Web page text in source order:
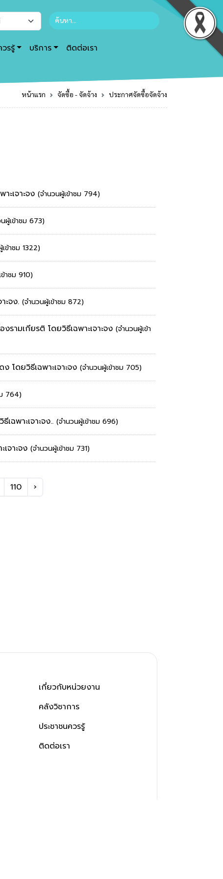
วรรู้ บริการ ติดต่อเรา
หน้าแรก จัดซื้อ - จัดจ้าง ประกาศจัดซื้อจัดจ้าง
ะเจาะจง (จำนวนผู้เข้าชม 794)
ผู้เข้าชม 673)
ข้าชม 1322)
าชม 910)
ะจง. (จำนวนผู้เข้าชม 872)
รามเกียรติ โดยวิธีเฉพาะเจาะจง (จำนวนผู้เข้า
โดยวิธีเฉพาะเจาะจง (จำนวนผู้เข้าชม 705)
764)
ฉพาะเจาะจง.. (จำนวนผู้เข้าชม 696)
จาะจง (จำนวนผู้เข้าชม 731)
110 ›
เกี่ยวกับหน่วยงาน
คลังวิชาการ
ประชาชนควรรู้
ติดต่อเรา